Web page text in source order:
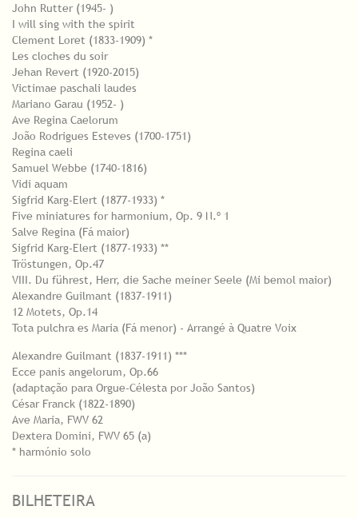
John Rutter (1945- )
I will sing with the spirit
Clement Loret (1833-1909) *
Les cloches du soir
Jehan Revert (1920-2015)
Victimae paschali laudes
Mariano Garau (1952- )
Ave Regina Caelorum
João Rodrigues Esteves (1700-1751)
Regina caeli
Samuel Webbe (1740-1816)
Vidi aquam
Sigfrid Karg-Elert (1877-1933) *
Five miniatures for harmonium, Op. 9 N.º 1
Salve Regina (Fá maior)
Sigfrid Karg-Elert (1877-1933) **
Tröstungen, Op.47
VIII. Du führest, Herr, die Sache meiner Seele (Mi bemol maior)
Alexandre Guilmant (1837-1911)
12 Motets, Op.14
Tota pulchra es Maria (Fá menor) - Arrangé à Quatre Voix
Alexandre Guilmant (1837-1911) ***
Ecce panis angelorum, Op.66
(adaptação para Orgue-Célesta por João Santos)
César Franck (1822-1890)
Ave Maria, FWV 62
Dextera Domini, FWV 65 (a)
* harmónio solo
BILHETEIRA